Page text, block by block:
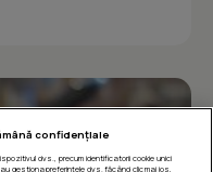
confidențiale
dvs., precum identificatorii cookie unici
gestiona preferințele dvs. făcând clic mai jos,